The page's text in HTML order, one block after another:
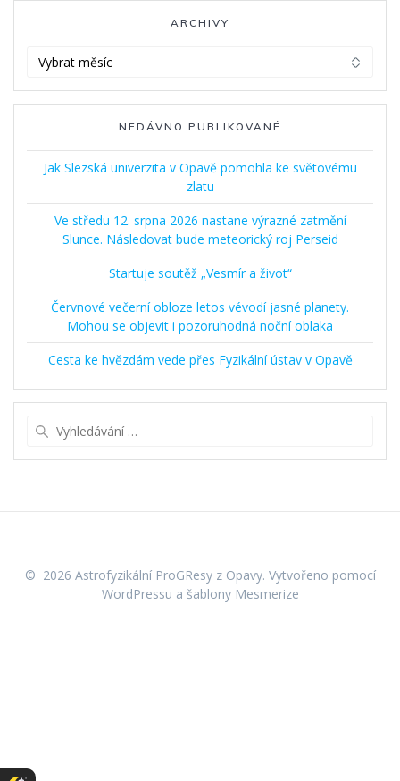
ARCHIVY
NEDÁVNO PUBLIKOVANÉ
Jak Slezská univerzita v Opavě pomohla ke světovému
zlatu
Ve středu 12. srpna 2026 nastane výrazné zatmění
Slunce. Následovat bude meteorický roj Perseid
Startuje soutěž „Vesmír a život“
Červnové večerní obloze letos vévodí jasné planety.
Mohou se objevit i pozoruhodná noční oblaka
Cesta ke hvězdám vede přes Fyzikální ústav v Opavě
© 2026 Astrofyzikální ProGResy z Opavy. Vytvořeno pomocí
WordPressu a šablony Mesmerize